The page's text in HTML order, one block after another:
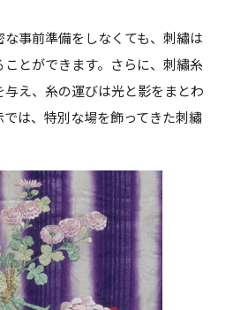
事前準備をしなくても、刺繡は
とができます。さらに、刺繡糸
え、糸の運びは光と影をまとわ
は、特別な場を飾ってきた刺繡